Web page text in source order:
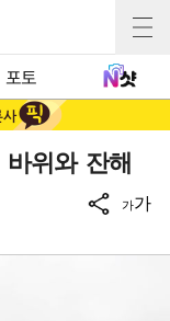
포토
위와 잔해
가가